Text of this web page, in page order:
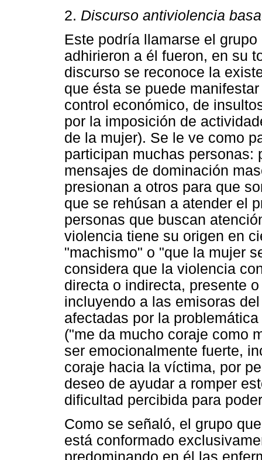
2. Discurso antiviolencia
Este podría llamarse el
adhirieron a él fueron, en su
discurso se reconoce la
que ésta se puede
control económico, de
por la imposición de
de la mujer). Se le ve como
participan muchas personas:
mensajes de dominación
presionan a otros para que
que se rehúsan a atender el
personas que buscan
violencia tiene su origen en
"machismo" o "que la mujer
considera que la violencia
directa o indirecta, presente
incluyendo a las emisoras
afectadas por la
("me da mucho coraje como
ser emocionalmente fuerte,
coraje hacia la víctima, por
deseo de ayudar a romper
dificultad percibida para
Como se señaló, el grupo
está conformado